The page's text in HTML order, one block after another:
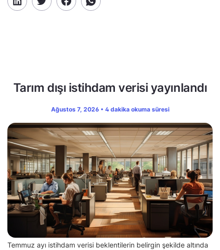
Tarım dışı istihdam verisi yayınlandı
Ağustos 7, 2026 • 4 dakika okuma süresi
Temmuz ayı istihdam verisi beklentilerin belirgin şekilde altında